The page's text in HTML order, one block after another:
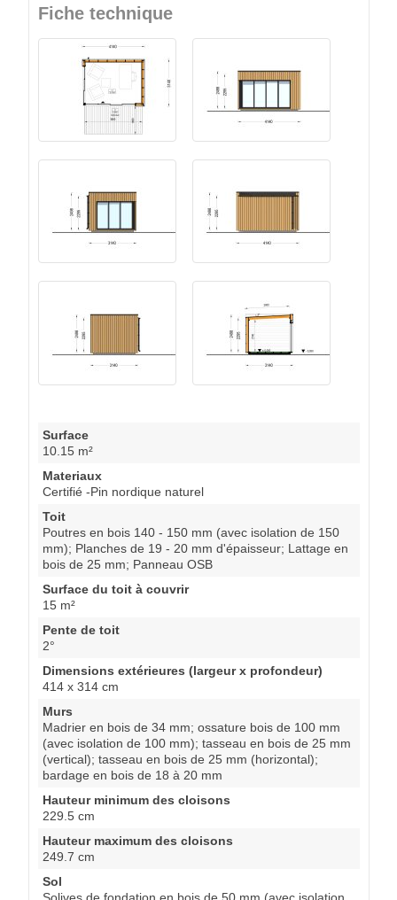
Fiche technique
Surface
10.15 m²
Materiaux
Certifié -Pin nordique naturel
Toit
Poutres en bois 140 - 150 mm (avec isolation de 150
mm); Planches de 19 - 20 mm d'épaisseur; Lattage en
bois de 25 mm; Panneau OSB
Surface du toit à couvrir
15 m²
Pente de toit
2°
Dimensions extérieures (largeur x profondeur)
414 x 314 cm
Murs
Madrier en bois de 34 mm; ossature bois de 100 mm
(avec isolation de 100 mm); tasseau en bois de 25 mm
(vertical); tasseau en bois de 25 mm (horizontal);
bardage en bois de 18 à 20 mm
Hauteur minimum des cloisons
229.5 cm
Hauteur maximum des cloisons
249.7 cm
Sol
Solives de fondation en bois de 50 mm (avec isolation